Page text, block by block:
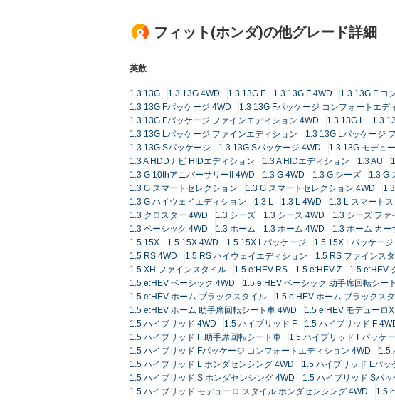
フィット(ホンダ)の他グレード詳細
英数
1.3 13G 1.3 13G 4WD 1.3 13G F 1.3 13G F 4WD 1.3 13G F コ
1.3 13G Fパッケージ 4WD
1.3 13G Fパッケージ コンフォートエデ
1.3 13G Fパッケージ ファインエディション 4WD
1.3 13G L 1.3
1.3 13G Lパッケージ ファインエディション
1.3 13G Lパッケージ
1.3 13G Sパッケージ
1.3 13G Sパッケージ 4WD 1.3 13G モデュ
1.3 A HDDナビ HIDエディション
1.3 A HIDエディション 1.3 AU
1.3 G 10thアニバーサリーII 4WD
1.3 G 4WD 1.3 G シーズ 1.3 G
1.3 G スマートセレクション
1.3 G スマートセレクション 4WD
1.3 G ハイウェイエディション
1.3 L 1.3 L 4WD 1.3 L スマート
1.3 クロスター 4WD
1.3 シーズ 1.3 シーズ 4WD 1.3 シーズ ファ
1.3 ベーシック 4WD
1.3 ホーム 1.3 ホーム 4WD 1.3 ホーム カー
1.5 15X
1.5 15X 4WD 1.5 15X Lパッケージ 1.5 15X Lパッケージ
1.5 RS 4WD
1.5 RS ハイウェイエディション 1.5 RS ファインス
1.5 XH ファインスタイル
1.5 e:HEV RS 1.5 e:HEV Z 1.5 e:HEV
1.5 e:HEV ベーシック 4WD
1.5 e:HEV ベーシック 助手席回転シー
1.5 e:HEV ホーム ブラックスタイル
1.5 e:HEV ホーム ブラックス
1.5 e:HEV ホーム 助手席回転シート車 4WD
1.5 e:HEV モデューロX
1.5 ハイブリッド 4WD
1.5 ハイブリッド F 1.5 ハイブリッド F
1.5 ハイブリッド F 助手席回転シート車
1.5 ハイブリッド Fパッケ
1.5 ハイブリッド Fパッケージ コンフォートエディション 4WD
1.5
1.5 ハイブリッド L ホンダセンシング 4WD
1.5 ハイブリッド Lパッ
1.5 ハイブリッド S ホンダセンシング 4WD
1.5 ハイブリッド Sパッ
1.5 ハイブリッド モデューロ スタイル ホンダセンシング 4WD
1.5